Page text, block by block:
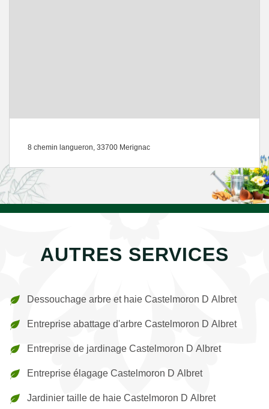
8 chemin langueron, 33700 Merignac
AUTRES SERVICES
Dessouchage arbre et haie Castelmoron D Albret
Entreprise abattage d'arbre Castelmoron D Albret
Entreprise de jardinage Castelmoron D Albret
Entreprise élagage Castelmoron D Albret
Jardinier taille de haie Castelmoron D Albret